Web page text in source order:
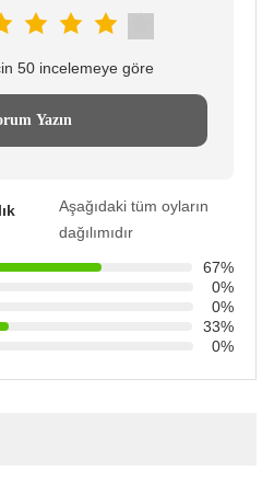
50 incelemeye göre
Yazın
Aşağıdaki tüm oyların
dağılımıdır
67%
0%
0%
33%
0%